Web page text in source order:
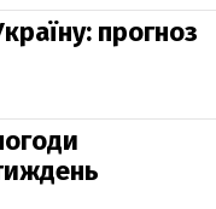
прогноз